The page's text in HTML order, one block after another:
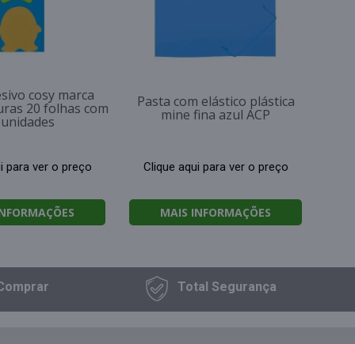
cosy marca
20 folhas com
para ver o preço
Pasta com elástico plástica
mine fina azul ACP
Clique aqui para ver o preço
MAIS INFORMAÇÕES
Total Segurança